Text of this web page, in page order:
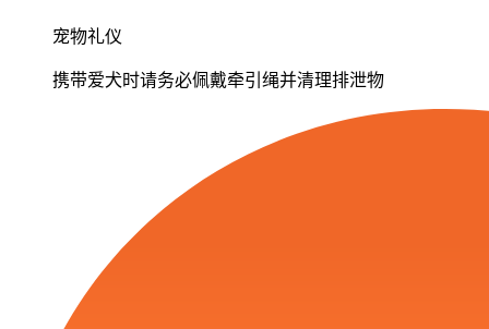
宠物礼仪
携带爱犬时请务必佩戴牵引绳并清理排泄物